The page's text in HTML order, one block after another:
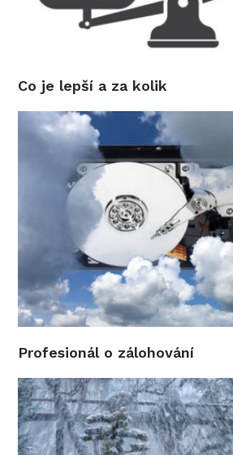
Co je lepší a za kolik
Profesionál o zálohování